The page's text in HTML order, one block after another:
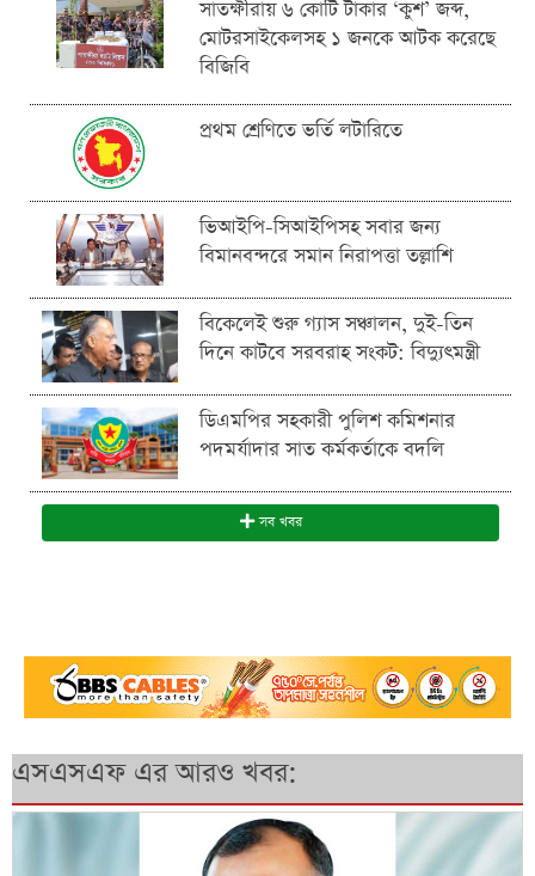
সাতক্ষীরায় ৬ কোটি টাকার ‘কুশ’ জব্দ,
মোটরসাইকেলসহ ১ জনকে আটক করেছে
বিজিবি
প্রথম শ্রেণিতে ভর্তি লটারিতে
ভিআইপি-সিআইপিসহ সবার জন্য
বিমানবন্দরে সমান নিরাপত্তা তল্লাশি
বিকেলেই শুরু গ্যাস সঞ্চালন, দুই-তিন
দিনে কাটবে সরবরাহ সংকট: বিদ্যুৎমন্ত্রী
ডিএমপির সহকারী পুলিশ কমিশনার
পদমর্যাদার সাত কর্মকর্তাকে বদলি
সব খবর
এসএসএফ এর আরও খবর: